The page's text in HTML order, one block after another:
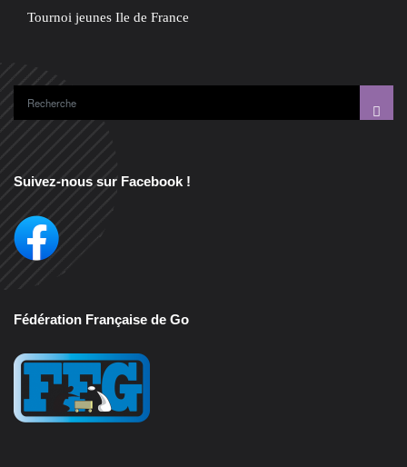
Tournoi jeunes Ile de France
Suivez-nous sur Facebook !
Fédération Française de Go